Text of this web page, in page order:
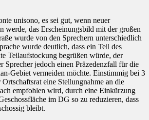
unisono, es sei gut, wenn neuer
werde, das Erscheinungsbild mit der großen
wurde von den Sprechern unterschiedlich
wurde deutlich, dass ein Teil des
Teilaufstockung begrüßen würde, der
Sprecher jedoch einen Präzedenzfall für die
Gebiet vermeiden möchte. Einstimmig bei 3
eine Stellungnahme an die
empfohlen wird, durch eine Einkürzung
im DG so zu reduzieren, dass
bleibt.